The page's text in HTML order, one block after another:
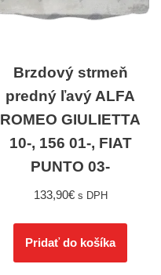
Brzdový strmeň
predný ľavý ALFA
ROMEO GIULIETTA
10-, 156 01-, FIAT
PUNTO 03-
133,90€ s DPH
Pridať do košíka